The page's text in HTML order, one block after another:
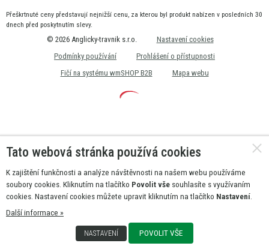
Přeškrtnuté ceny představují nejnižší cenu, za kterou byl produkt nabízen v posledních 30
dnech před poskytnutím slevy.
© 2026 Anglicky-travnik s.r.o.
Nastavení cookies
Podmínky používání
Prohlášení o přístupnosti
Fičí na systému wmSHOP B2B
Mapa webu
Tato webová stránka používá cookies
K zajištění funkčnosti a analýze návštěvnosti na našem webu používáme
soubory cookies. Kliknutím na tlačítko Povolit vše souhlasíte s využívaním
cookies. Nastavení cookies můžete upravit kliknutím na tlačítko Nastavení
Další informace »
NASTAVENÍ POVOLIT VŠE